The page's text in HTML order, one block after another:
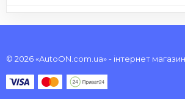
© 2026 «AutoON.com.ua» - інтернет